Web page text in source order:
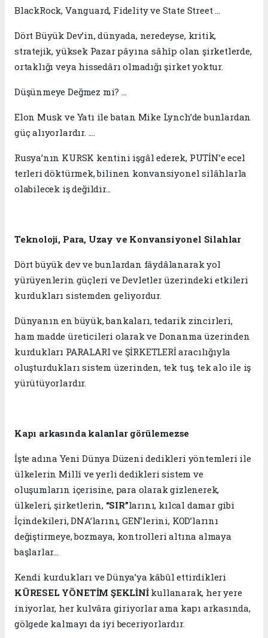
BlackRock, Vanguard, Fidelity ve State Street ...
Dört Büyük Dev’in, dünyada, neredeyse, kritik,
stratejik, yüksek Pazar pâyına sâhîp olan şirketlerde,
ortaklığı veya hissedârı olmadığı şirket yoktur.
Düşünmeye Değmez mi? ...
Elon Musk ve Yatı ile batan Mike Lynch’de bunlardan
güç alıyorlardır. ....
Rusya’nın KURSK kentini işgâl ederek, PUTİN’e ecel
terleri döktürmek, bilinen konvansiyonel silâhlarla
olabilecek iş değildir...
Teknoloji, Para, Uzay ve Konvansiyonel Silahlar
Dört büyük dev ve bunlardan fâydâlanarak yol
yürüyenlerin güçleri ve Devletler üzerindeki etkileri
kurdukları sistemden geliyordur.
Dünyanın en büyük, bankaları, tedarik zincirleri,
ham madde üreticileri olarak ve Donanma üzerinden
kurdukları PARALARI ve ŞİRKETLERİ aracılığıyla
oluşturdukları sistem üzerinden, tek tuş, tek alo ile iş
yürütüyorlardır.
Kapı arkasında kalanlar görülemezse
İşte adına Yeni Dünya Düzeni dedikleri yöntemleri ile
ülkelerin Millî ve yerli dedikleri sistem ve
oluşumların içerisine, para olarak gizlenerek,
ülkeleri, şirketlerin, “SIR”larını, kılcal damar gibi
İçindekileri, DNA’larını, GEN’lerini, KOD’larını
değiştirmeye, bozmaya, kontrolleri altına almaya
başlarlar...
Kendi kurdukları ve Dünya’ya kâbûl ettirdikleri
KÜRESEL YÖNETİM ŞEKLİNİ kullanarak, her yere
iniyorlar, her kulvâra giriyorlar ama kapı arkasında,
gölgede kalmayı da iyi beceriyorlardır.